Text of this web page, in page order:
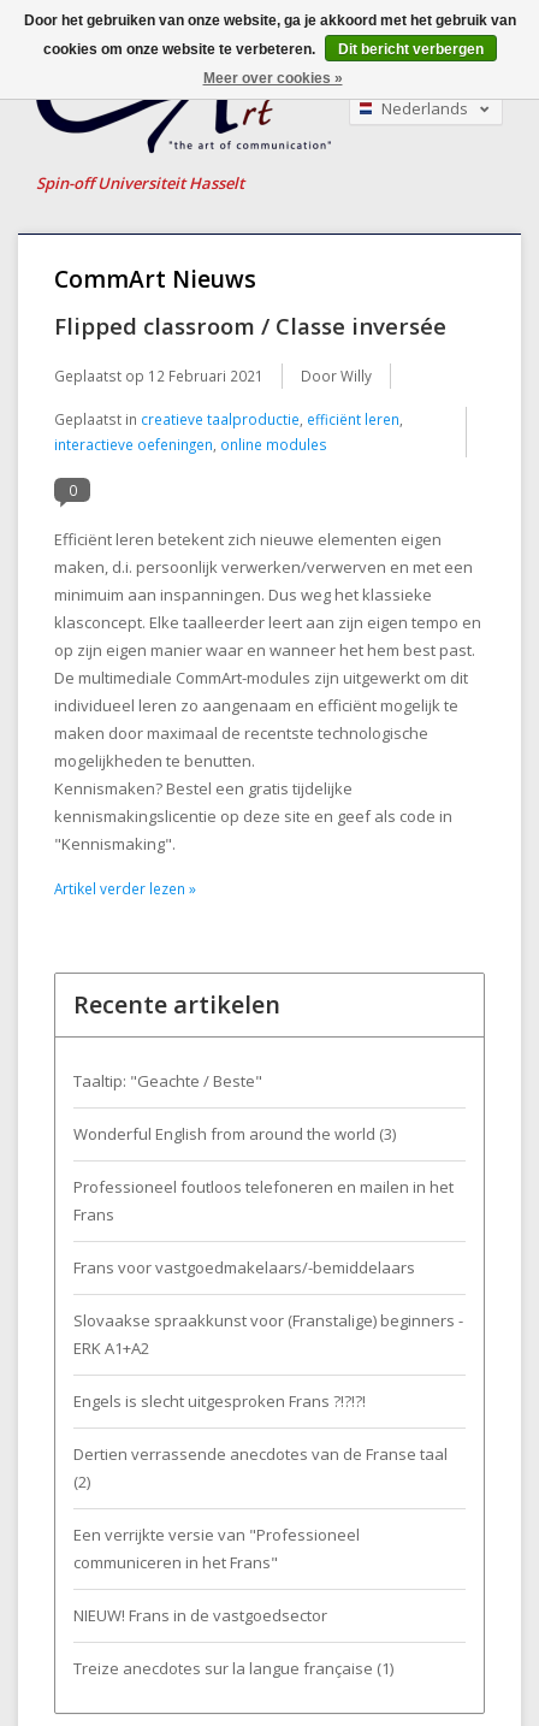
Spin-off Universiteit Hasselt
Nederlands
CommArt Nieuws
Flipped classroom / Classe inversée
Geplaatst op 12 Februari 2021 Door Willy
Geplaatst in creatieve taalproductie, efficiënt leren,
interactieve oefeningen, online modules
0
Efficiënt leren betekent zich nieuwe elementen eigen
maken, d.i. persoonlijk verwerken/verwerven en met een
minimuim aan inspanningen. Dus weg het klassieke
klasconcept. Elke taalleerder leert aan zijn eigen tempo en
op zijn eigen manier waar en wanneer het hem best past.
De multimediale CommArt-modules zijn uitgewerkt om dit
individueel leren zo aangenaam en efficiënt mogelijk te
maken door maximaal de recentste technologische
mogelijkheden te benutten.
Kennismaken? Bestel een gratis tijdelijke
kennismakingslicentie op deze site en geef als code in
"Kennismaking".
Artikel verder lezen »
Recente artikelen
Taaltip: "Geachte / Beste"
Wonderful English from around the world (3)
Professioneel foutloos telefoneren en mailen in het
Frans
Frans voor vastgoedmakelaars/-bemiddelaars
Slovaakse spraakkunst voor (Franstalige) beginners -
ERK A1+A2
Engels is slecht uitgesproken Frans ?!?!?!
Dertien verrassende anecdotes van de Franse taal
(2)
Een verrijkte versie van "Professioneel
communiceren in het Frans"
NIEUW! Frans in de vastgoedsector
Treize anecdotes sur la langue française (1)
Door het gebruiken van onze website, ga je akkoord met het gebruik van
cookies om onze website te verbeteren.
Dit bericht verbergen
Meer over cookies »